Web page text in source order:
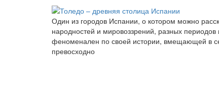
Один из городов Испании, о котором можно
народностей и мировоззрений, разных
феноменален по своей истории, вмещающей в
превосходно